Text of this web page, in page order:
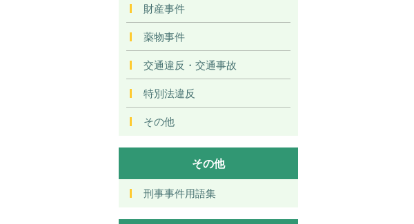
財産事件
薬物事件
交通違反・交通事故
特別法違反
その他
その他
刑事事件用語集